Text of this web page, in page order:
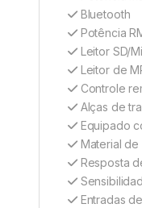
Bluetooth
Potência
Leitor SD/
Leitor de
Controle
Alças de
Equipado
Material de
Resposta
Entradas de